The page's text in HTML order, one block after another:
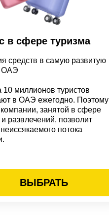
средств в самую развитую
ОАЭ
10 миллионов туристов
в ОАЭ ежегодно. Поэтому
компании, занятой в сфере
развлечений, позволит
потока
в сфере туризма
ВЫБРАТЬ